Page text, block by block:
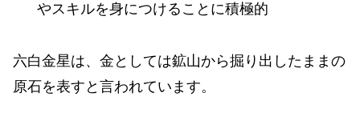
やスキルを身につけることに積極的
六白金星は、金としては鉱山から掘り出したままの
原石を表すと言われています。